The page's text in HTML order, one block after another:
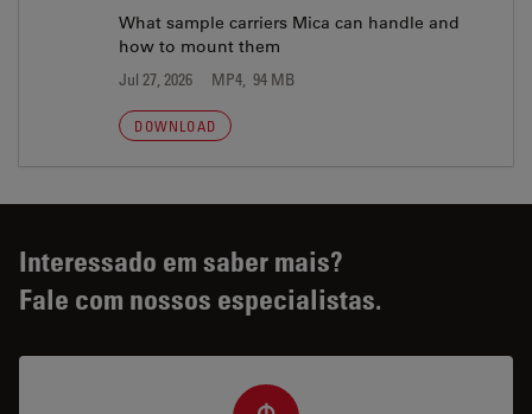
What sample carriers Mica can handle and
how to mount them
Jul 27, 2026 MP4, 94 MB
DOWNLOAD
Interessado em saber mais?
Fale com nossos especialistas.